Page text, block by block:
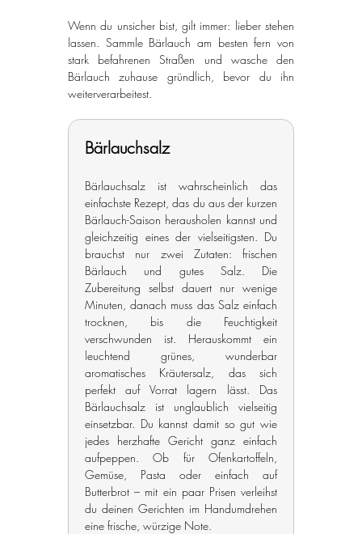
Wenn du unsicher bist, gilt immer: lieber stehen
lassen. Sammle Bärlauch am besten fern von
stark befahrenen Straßen und wasche den
Bärlauch zuhause gründlich, bevor du ihn
weiterverarbeitest.
Bärlauchsalz
Bärlauchsalz ist wahrscheinlich das
einfachste Rezept, das du aus der kurzen
Bärlauch-Saison herausholen kannst und
gleichzeitig eines der vielseitigsten. Du
brauchst nur zwei Zutaten: frischen
Bärlauch und gutes Salz. Die
Zubereitung selbst dauert nur wenige
Minuten, danach muss das Salz einfach
trocknen, bis die Feuchtigkeit
verschwunden ist. Herauskommt ein
leuchtend grünes, wunderbar
aromatisches Kräutersalz, das sich
perfekt auf Vorrat lagern lässt. Das
Bärlauchsalz ist unglaublich vielseitig
einsetzbar. Du kannst damit so gut wie
jedes herzhafte Gericht ganz einfach
aufpeppen. Ob für Ofenkartoffeln,
Gemüse, Pasta oder einfach auf
Butterbrot – mit ein paar Prisen verleihst
du deinen Gerichten im Handumdrehen
eine frische, würzige Note.